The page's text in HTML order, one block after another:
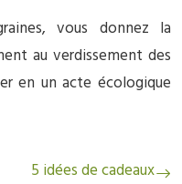
vous donnez la
au verdissement des
en un acte écologique
5 idées de cadeaux